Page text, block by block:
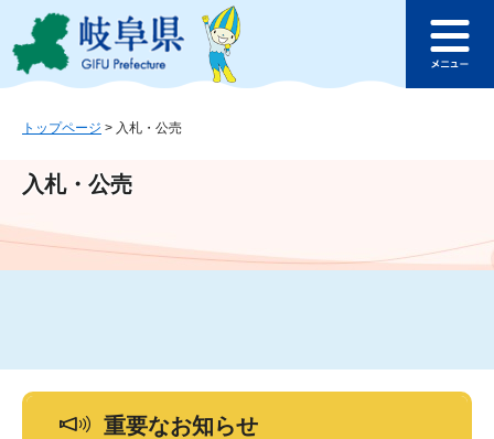
ジ
ュ
文
このページの本文へ
ュ
トップページ > 入札・公売
入札・公売
重要なお知らせ